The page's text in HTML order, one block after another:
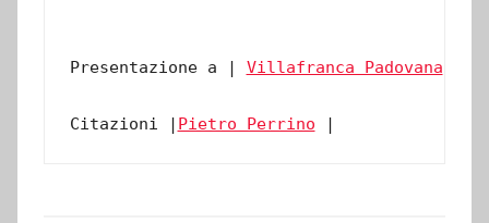
Presentazione a | Villafranca Padovana
Citazioni | Pietro Perrino |